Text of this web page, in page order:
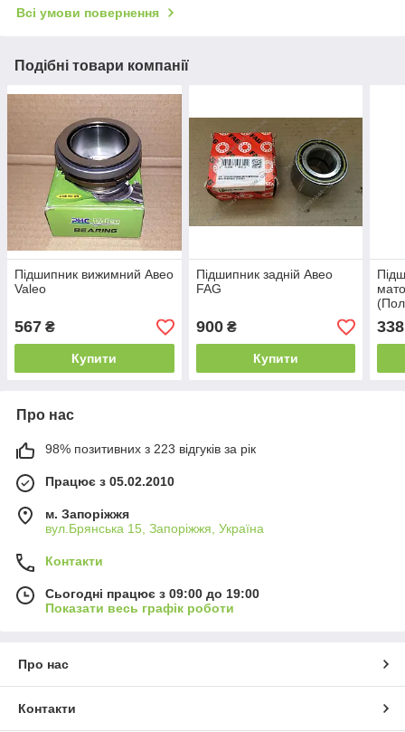
Всі умови повернення
Подібні товари компанії
Підшипник вижимний Авео
Valeo
567 ₴
Купити
Підшипник задній Авео
FAG
900₴
Купити
338
Про нас
98% позитивних з 223 відгуків за рік
Працює з 05.02.2010
м. Запоріжжя
вул.Брянська 15, Запоріжжя, Україна
Контакти
Сьогодні працює з 09:00 до 19:00
Показати весь графік роботи
Про нас
Контакти